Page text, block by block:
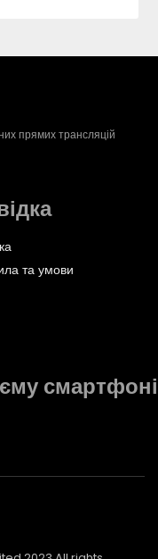
прямих трансляцій
та умови
смартфоні